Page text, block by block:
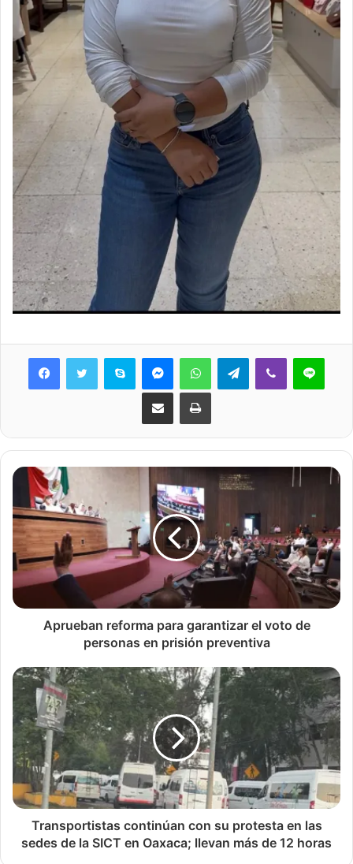
Skype MessengerWhatsAppTelegramViber Line
Share via Email Print
Aprueban reforma para garantizar el voto de
personas en prisión preventiva
Transportistas continúan con su protesta en las
sedes de la SICT en Oaxaca; llevan más de 12 horas